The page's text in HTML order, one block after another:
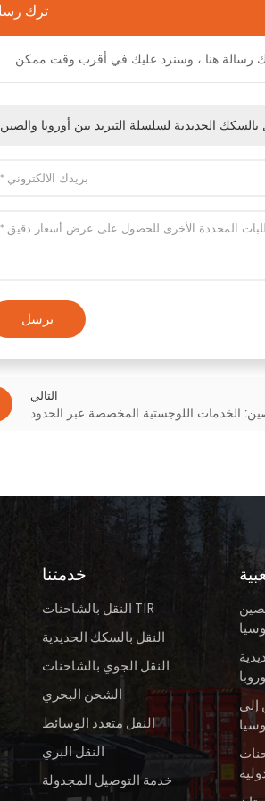
ترك
بالسكك الحديدية لسلسلة التبريد بين أوروبا والصين
يرسل
التالي
الخدمات اللوجستية المخصصة عبر الحدود
خدمتنا
النقل بالشاحنات TIR
النقل بالسكك الحديدية
النقل الجوي بالشاحنات
الشحن البحري
النقل متعدد الوسائط
النقل البري
خدمة التوصيل المجدولة
إلى